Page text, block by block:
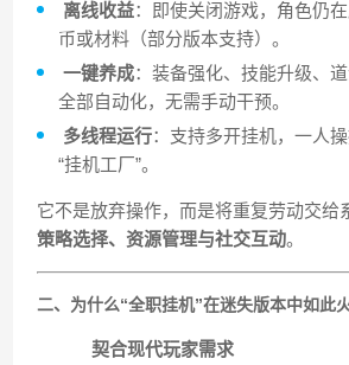
离线收益：即使关闭游戏，角色仍
币或材料（部分版本支持）。
一键养成：装备强化、技能升级、
全部自动化，无需手动干预。
多线程运行：支持多开挂机，一人
“挂机工厂”。
它不是放弃操作，而是将重复劳动交给
策略选择、资源管理与社交互动。
二、为什么“全职挂机”在迷失版本中如此火
契合现代玩家需求